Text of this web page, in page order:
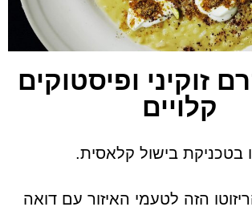
זוקיני ופיסטוקים
קלויים
בטכניקת בישול קלאסית.
הזה לטעמי האיזור עם דואה